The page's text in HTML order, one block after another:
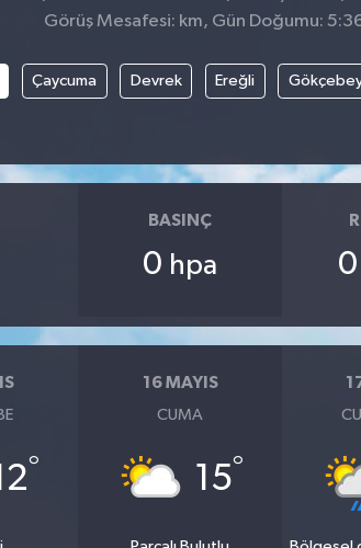
Görüş Mesafesi: km, Gün Doğumu:
Çaycuma Devrek Ereğli
BASINÇ
0 hpa 0
°
16 MAYIS
CUMA
15°